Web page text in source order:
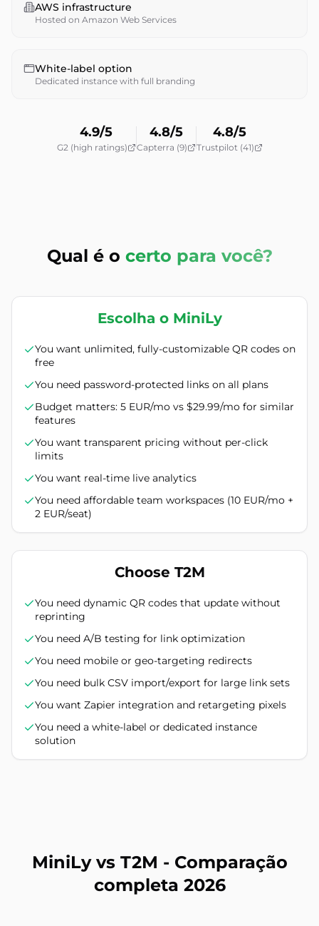
AWS infrastructure
Hosted on Amazon Web Services
White-label option
Dedicated instance with full branding
4.9/5
G2 (high ratings)
4.8/5
Capterra (9)
4.8/5
Trustpilot (41)
Qual é o certo para você?
Escolha o MiniLy
You want unlimited, fully-customizable QR codes on
free
You need password-protected links on all plans
Budget matters: 5 EUR/mo vs $29.99/mo for similar
features
You want transparent pricing without per-click
limits
You want real-time live analytics
You need affordable team workspaces (10 EUR/mo +
2 EUR/seat)
Choose T2M
You need dynamic QR codes that update without
reprinting
You need A/B testing for link optimization
You need mobile or geo-targeting redirects
You need bulk CSV import/export for large link sets
You want Zapier integration and retargeting pixels
You need a white-label or dedicated instance
solution
MiniLy vs T2M - Comparação
completa 2026